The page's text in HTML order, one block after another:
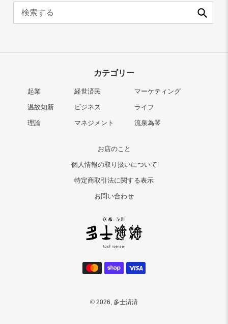
送
カテゴリー
起業
温故知新
理論
経世済民
ビジネス
マネジメント
マーケティング
ライフ
流泉為琴
お店のこと
個人情報の取り扱いについて
特定商取引法に関する表示
お問い合わせ
決
済
© 2026, 多士済済